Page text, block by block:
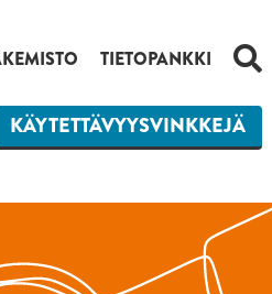
TIETOPANKKI HAKU
KÄYTETTÄVYYSVINKKEJÄ